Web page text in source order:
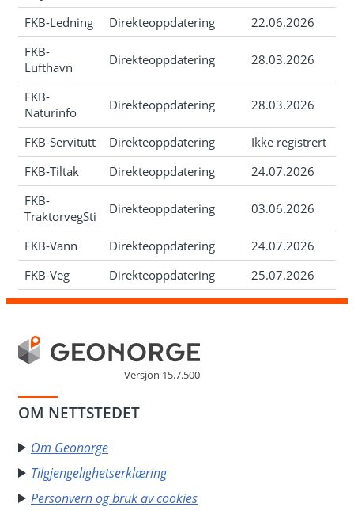
FKB-Ledning Direkteoppdatering
22.06.2026
FKB-
Lufthavn
Direkteoppdatering 28.03.2026
FKB-
Naturinfo
Direkteoppdatering 28.03.2026
FKB-Servitutt Direkteoppdatering
Ikke registrert
FKB-Tiltak
Direkteoppdatering
24.07.2026
FKB-
TraktorvegSti
Direkteoppdatering 03.06.2026
FKB-Vann Direkteoppdatering
24.07.2026
FKB-Veg
Direkteoppdatering 25.07.2026